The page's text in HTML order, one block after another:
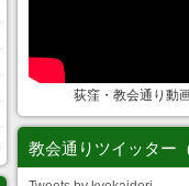
荻窪・教会通り動
教会通りツイッター